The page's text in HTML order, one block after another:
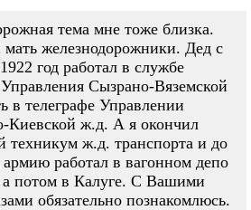
тема мне тоже близка.
железнодорожники. Дед с
год работал в службе
Сызрано-Вяземской
в телеграфе Управлении
Киевской ж.д. А я окончил
техникум ж.д. транспорта и до
работал в вагонном депо
потом в Калуге. С Вашими
обязательно познакомлюсь.